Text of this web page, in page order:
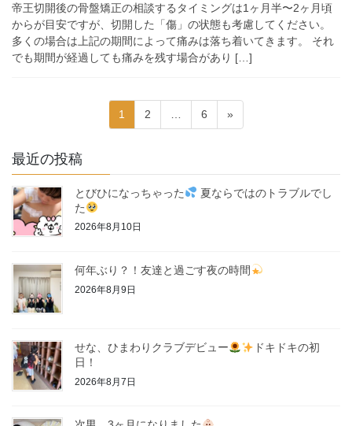
帝王切開後の骨盤矯正の相談するタイミングは1ヶ月半〜2ヶ月頃
からが目安ですが、切開した「傷」の状態も考慮してください。
多くの場合は上記の期間によって痛みは落ち着いてきます。 それ
でも期間が経過しても痛みを残す場合があり […]
の
ペ
ー
ジ
り
ペ
ー
1
ペ
ー
2
ペ
ー
6 »
最近の投稿
とびひになっちゃった
夏ならではのトラブルでし
た
2026年8月10日
何年ぶり？！友達と過ごす夜の時間
2026年8月9日
せな、ひまわりクラブデビュー
ドキドキの初
日！
2026年8月7日